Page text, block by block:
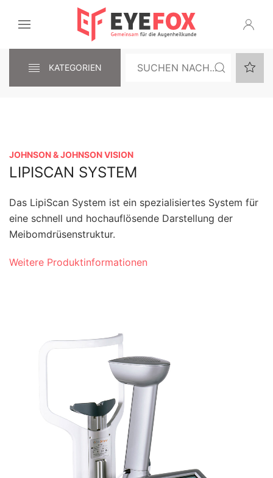
KATEGORIEN
JOHNSON & JOHNSON VISION
LIPISCAN SYSTEM
Das LipiScan System ist ein spezialisiertes System für
eine schnell und hochauflösende Darstellung der
Meibomdrüsenstruktur.
Weitere Produktinformationen